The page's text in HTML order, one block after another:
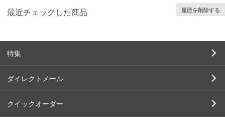
最近チェックした商品 履歴を削除する
特集
ダイレクトメール
クイックオーダー